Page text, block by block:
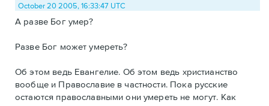
October 20 2005, 16:33:47 UTC
А разве Бог умер?
Разве Бог может умереть?
Об этом ведь Евангелие. Об этом ведь христианство
вообще и Православие в частности. Пока русские
остаются православными они умереть не могут. Как